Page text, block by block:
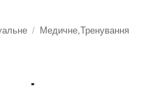
Позначки
Медичне,Тренування